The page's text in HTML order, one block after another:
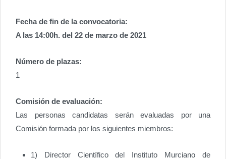
Fecha de fin de la convocatoria:
A las 14:00h. del 22 de marzo de 2021
Número de plazas:
1
Comisión de evaluación:
Las personas candidatas serán evaluadas por una
Comisión formada por los siguientes miembros:
1) Director Científico del Instituto Murciano de